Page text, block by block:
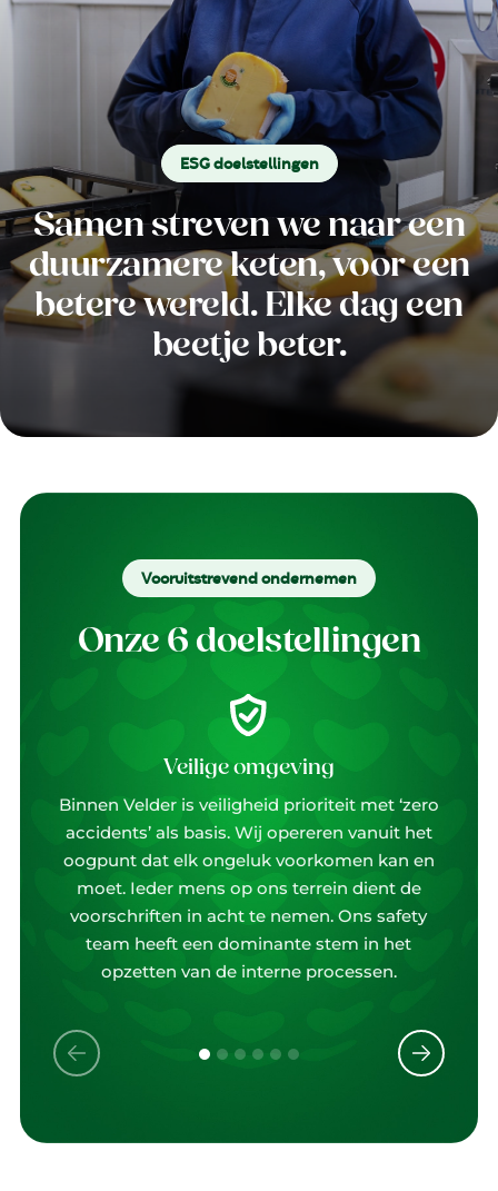
ESG doelstellingen
Samen streven we naar een
duurzamere keten, voor een
betere wereld. Elke dag een
beetje beter.
Vooruitstrevend ondernemen
Onze 6 doelstellingen
Veilige omgeving
Binnen Velder is veiligheid prioriteit met ‘zero
accidents’ als basis. Wij opereren vanuit het
oogpunt dat elk ongeluk voorkomen kan en
moet. Ieder mens op ons terrein dient de
voorschriften in acht te nemen. Ons safety
team heeft een dominante stem in het
opzetten van de interne processen.